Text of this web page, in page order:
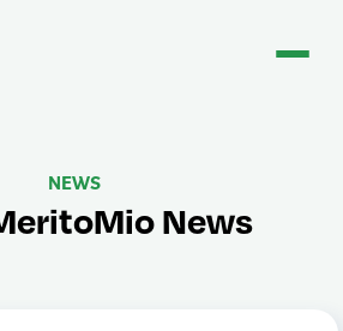
NEWS
News